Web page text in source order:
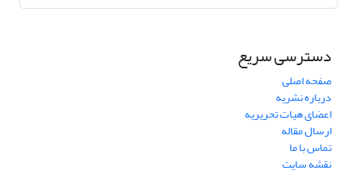
دسترسی سریع
صفحه اصلی
درباره نشریه
اعضای هیات تحریریه
ارسال مقاله
تماس با ما
نقشه سایت